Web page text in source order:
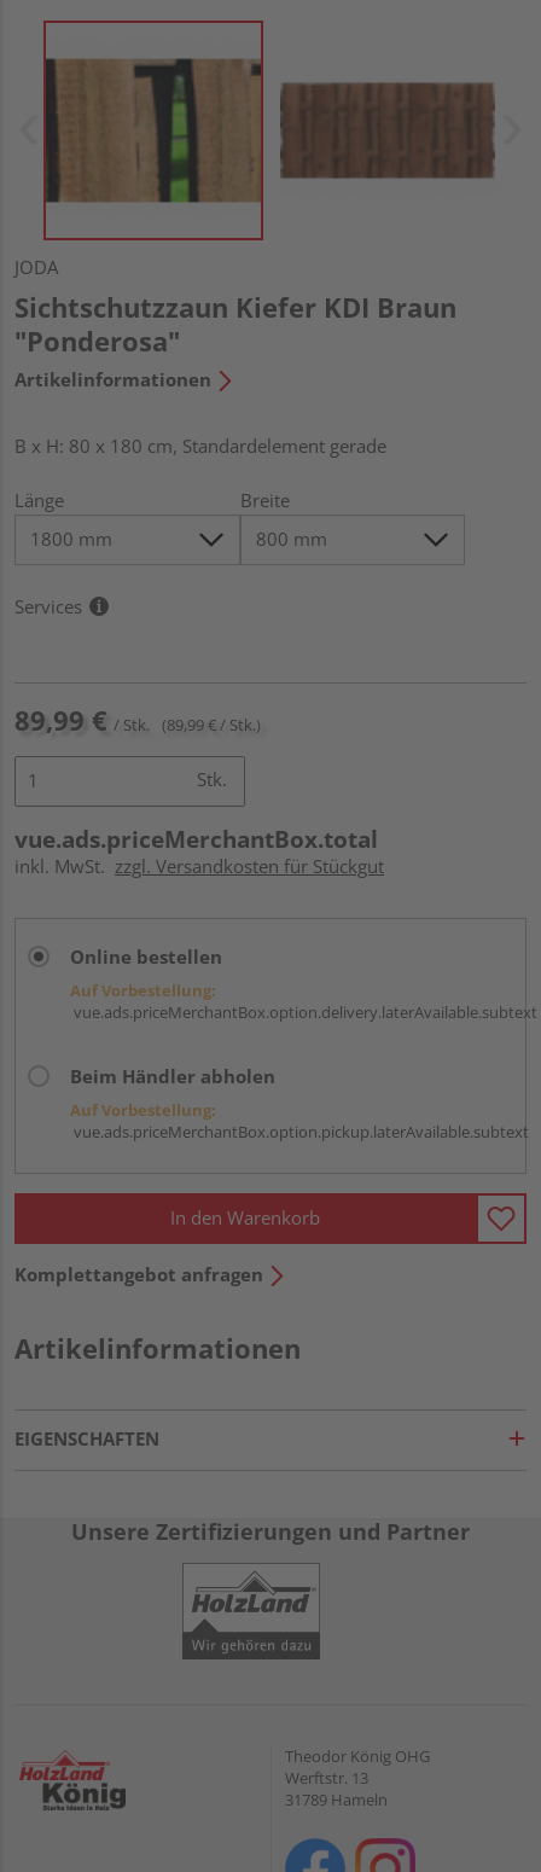
JODA
Sichtschutzzaun Kiefer KDI Braun
"Ponderosa"
Artikelinformationen
B x H: 80 x 180 cm, Standardelement gerade
Länge Breite
Services
89,99 € / Stk. (89,99 € / Stk.)
Stk.
vue.ads.priceMerchantBox.total
inkl. MwSt. zzgl. Versandkosten für Stückgut
Online bestellen
Auf Vorbestellung:
vue.ads.priceMerchantBox.option.delivery.laterAvailable.subtext
Beim Händler abholen
Auf Vorbestellung:
vue.ads.priceMerchantBox.option.pickup.laterAvailable.subtext
In den Warenkorb
Komplettangebot anfragen
Artikelinformationen
EIGENSCHAFTEN
Unsere Zertifizierungen und Partner
Theodor König OHG
Werftstr. 13
31789 Hameln